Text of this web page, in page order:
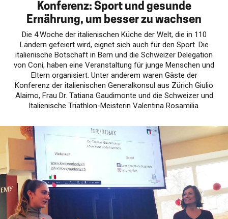
Konferenz: Sport und gesunde
Ernährung, um besser zu wachsen
Die 4.Woche der italienischen Küche der Welt, die in 110
Ländern gefeiert wird, eignet sich auch für den Sport. Die
italienische Botschaft in Bern und die Schweizer Delegation
von Coni, haben eine Veranstaltung für junge Menschen und
Eltern organisiert. Unter anderem waren Gäste der
Konferenz der italienischen Generalkonsul aus Zürich Giulio
Alaimo, Frau Dr. Tatiana Gaudimonte und die Schweizer und
Italienische Triathlon-Meisterin Valentina Rosamilia.